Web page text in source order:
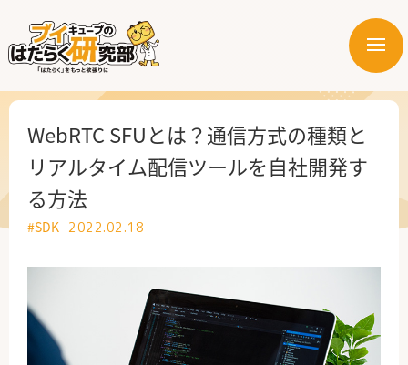
メ
ー
はたらく部署
はたらく課題
はたらく製品・サービス
WebRTC SFUとは？通信方式の種類と
リアルタイム配信ツールを自社開発す
る方法
#SDK 2022.02.18